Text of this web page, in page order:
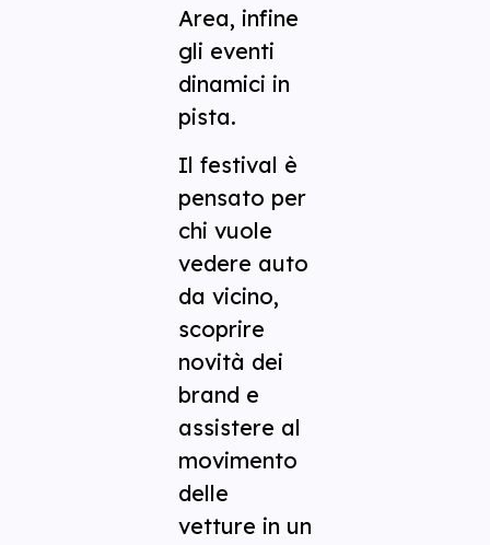
Area, infine
gli eventi
dinamici in
pista.
Il festival è
pensato per
chi vuole
vedere auto
da vicino,
scoprire
novità dei
brand e
assistere al
movimento
delle
vetture in un